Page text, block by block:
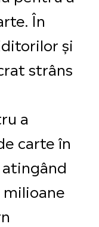
În
și
strâns
a
carte în
milioane